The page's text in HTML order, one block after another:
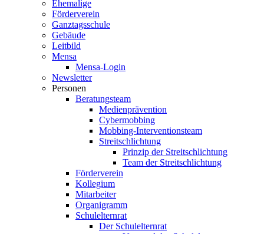
Ehemalige
Förderverein
Ganztagsschule
Gebäude
Leitbild
Mensa
Mensa-Login
Newsletter
Personen
Beratungsteam
Medienprävention
Cybermobbing
Mobbing-Interventionsteam
Streitschlichtung
Prinzip der Streitschlichtung
Team der Streitschlichtung
Förderverein
Kollegium
Mitarbeiter
Organigramm
Schulelternrat
Der Schulelternrat